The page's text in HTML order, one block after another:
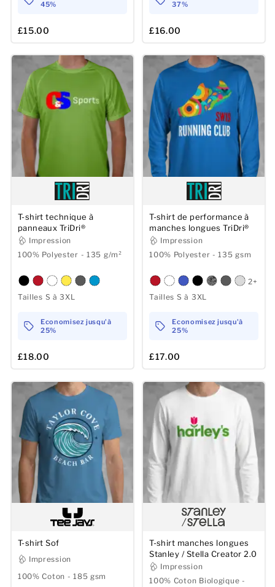
45%
£15.00
37%
£16.00
T-shirt technique à
panneaux TriDri®
Impression
100% Polyester - 135 g/m²
Tailles S à 3XL
Economisez jusqu'à
25%
£18.00
T-shirt de performance à
manches longues TriDri®
Impression
100% Polyester - 135 gsm
2+
Tailles S à 3XL
Economisez jusqu'à
25%
£17.00
T-shirt Sof
Impression
100% Coton - 185 gsm
T-shirt manches longues
Stanley / Stella Creator 2.0
Impression
100% Coton Biologique -